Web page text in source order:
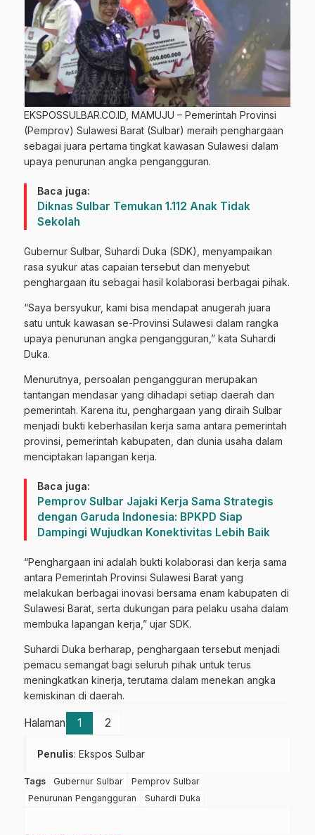
EKSPOSSULBAR.CO.ID, MAMUJU – Pemerintah Provinsi
(Pemprov) Sulawesi Barat (Sulbar) meraih penghargaan
sebagai juara pertama tingkat kawasan Sulawesi dalam
upaya penurunan angka pengangguran.
Baca juga:
Diknas Sulbar Temukan 1.112 Anak Tidak
Sekolah
Gubernur Sulbar, Suhardi Duka (SDK), menyampaikan
rasa syukur atas capaian tersebut dan menyebut
penghargaan itu sebagai hasil kolaborasi berbagai pihak.
“Saya bersyukur, kami bisa mendapat anugerah juara
satu untuk kawasan se-Provinsi Sulawesi dalam rangka
upaya penurunan angka pengangguran,” kata Suhardi
Duka.
Menurutnya, persoalan pengangguran merupakan
tantangan mendasar yang dihadapi setiap daerah dan
pemerintah. Karena itu, penghargaan yang diraih Sulbar
menjadi bukti keberhasilan kerja sama antara pemerintah
provinsi, pemerintah kabupaten, dan dunia usaha dalam
menciptakan lapangan kerja.
Baca juga:
Pemprov Sulbar Jajaki Kerja Sama Strategis
dengan Garuda Indonesia: BPKPD Siap
Dampingi Wujudkan Konektivitas Lebih Baik
“Penghargaan ini adalah bukti kolaborasi dan kerja sama
antara Pemerintah Provinsi Sulawesi Barat yang
melakukan berbagai inovasi bersama enam kabupaten di
Sulawesi Barat, serta dukungan para pelaku usaha dalam
membuka lapangan kerja,” ujar SDK.
Suhardi Duka berharap, penghargaan tersebut menjadi
pemacu semangat bagi seluruh pihak untuk terus
meningkatkan kinerja, terutama dalam menekan angka
kemiskinan di daerah.
Halaman 1 2
Penulis: Ekspos Sulbar
Tags Gubernur Sulbar
Pemprov Sulbar
Penurunan Pengangguran
Suhardi Duka